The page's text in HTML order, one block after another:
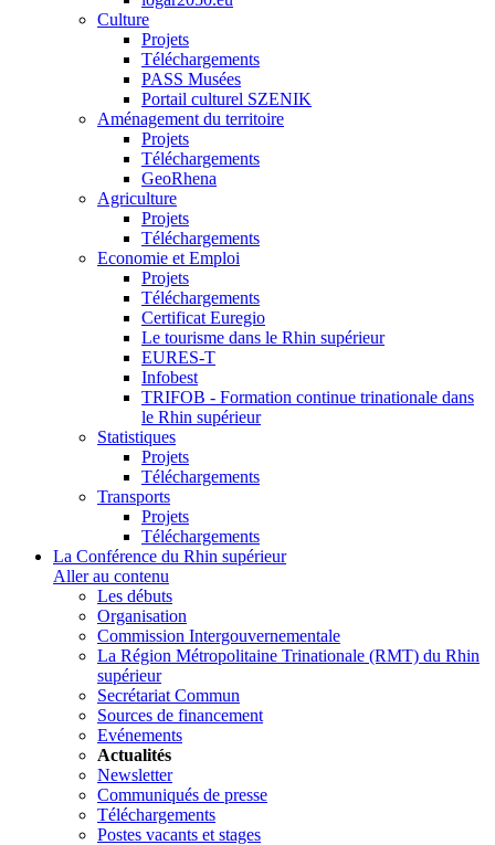
Culture
Projets
Téléchargements
PASS Musées
Portail culturel SZENIK
Aménagement du territoire
Projets
Téléchargements
GeoRhena
Agriculture
Projets
Téléchargements
Economie et Emploi
Projets
Téléchargements
Certificat Euregio
Le tourisme dans le Rhin supérieur
EURES-T
Infobest
TRIFOB - Formation continue trinationale dans
le Rhin supérieur
Statistiques
Projets
Téléchargements
Transports
Projets
Téléchargements
La Conférence du Rhin supérieur
Aller au contenu
Les débuts
Organisation
Commission Intergouvernementale
La Région Métropolitaine Trinationale (RMT) du Rhin
supérieur
Secrétariat Commun
Sources de financement
Evénements
Actualités
Newsletter
Communiqués de presse
Téléchargements
Postes vacants et stages